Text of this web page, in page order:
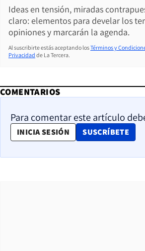
Ideas en tensión, miradas
claro: elementos para develar los
opiniones y marcarán la agenda.
Al suscribirte estás aceptando losTérminos y
Privacidad de La Tercera.
COMENTARIOS
Para comentar este artículo
INICIA SESIÓN SUSCRÍBETE
OPENS IN NEW